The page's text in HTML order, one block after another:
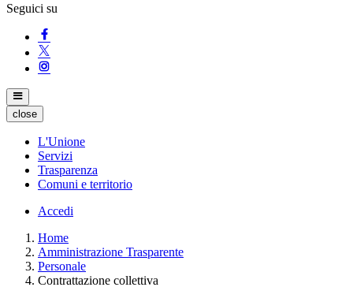
Seguici su
close
L'Unione
Servizi
Trasparenza
Comuni e territorio
Accedi
Home
Amministrazione Trasparente
Personale
Contrattazione collettiva